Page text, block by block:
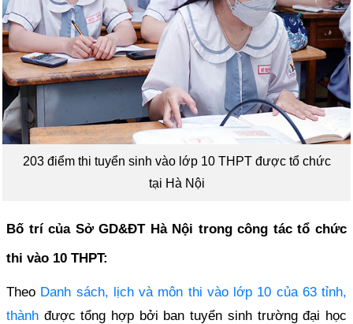
203 điểm thi tuyển sinh vào lớp 10 THPT được tổ chức
tại Hà Nội
Bố trí của Sở GD&ĐT Hà Nội trong công tác tổ chức
thi vào 10 THPT:
Theo Danh sách, lịch và môn thi vào lớp 10 của 63 tỉnh,
thành được tổng hợp bởi ban tuyển sinh trường đại học